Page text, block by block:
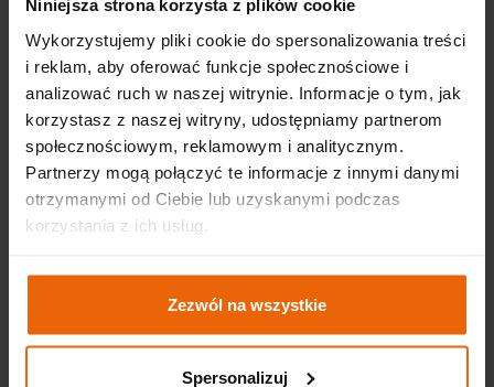
Niniejsza strona korzysta z plików cookie
Wykorzystujemy pliki cookie do spersonalizowania treści
i reklam, aby oferować funkcje społecznościowe i
analizować ruch w naszej witrynie. Informacje o tym, jak
korzystasz z naszej witryny, udostępniamy partnerom
społecznościowym, reklamowym i analitycznym.
Partnerzy mogą połączyć te informacje z innymi danymi
otrzymanymi od Ciebie lub uzyskanymi podczas
korzystania z ich usług.
Zezwól na wszystkie
Spersonalizuj
Trzymamy mocno kciuki za Kasię podczas finału
plebiscytu w kwietniu – wierzymy, że to właśnie ona
stanie na scenie ze statuetką!